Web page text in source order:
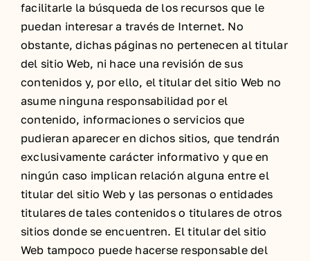
facilitarle la búsqueda de los recursos que le
puedan interesar a través de Internet. No
obstante, dichas páginas no pertenecen al titular
del sitio Web, ni hace una revisión de sus
contenidos y, por ello, el titular del sitio Web no
asume ninguna responsabilidad por el
contenido, informaciones o servicios que
pudieran aparecer en dichos sitios, que tendrán
exclusivamente carácter informativo y que en
ningún caso implican relación alguna entre el
titular del sitio Web y las personas o entidades
titulares de tales contenidos o titulares de otros
sitios donde se encuentren. El titular del sitio
Web tampoco puede hacerse responsable del